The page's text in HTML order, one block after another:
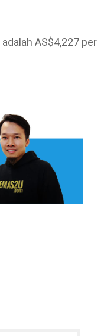
adalah AS$4,227 per